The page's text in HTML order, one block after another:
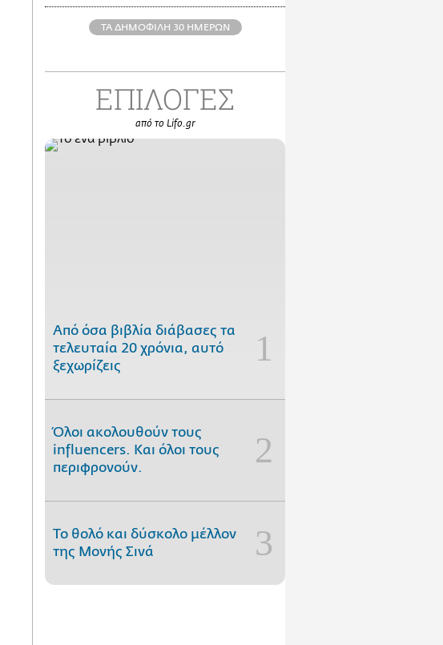
ΤΑ ΔΗΜΟΦΙΛΗ 30 ΗΜΕΡΩΝ
ΕΠΙΛΟΓΕΣ
από το Lifo.gr
Από όσα βιβλία διάβασες τα
τελευταία 20 χρόνια, αυτό
ξεχωρίζεις
Όλοι ακολουθούν τους
influencers. Και όλοι τους
περιφρονούν.
Το θολό και δύσκολο μέλλον
της Μονής Σινά